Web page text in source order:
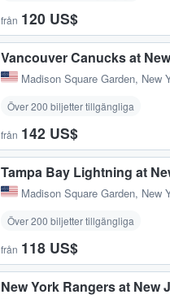
från 120 US$
Vancouver Canucks at
Madison Square Garden, New
Över 200 biljetter tillgängliga
från 142 US$
Tampa Bay Lightning at
Madison Square Garden, New
Över 200 biljetter tillgängliga
från 118 US$
New York Rangers at New